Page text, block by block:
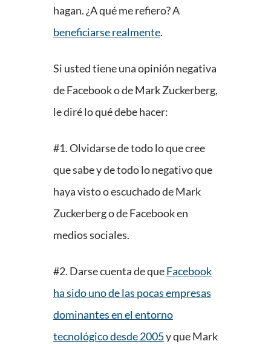
hagan. ¿A qué me refiero? A
beneficiarse realmente.
Si usted tiene una opinión negativa
de Facebook o de Mark Zuckerberg,
le diré lo qué debe hacer:
#1. Olvidarse de todo lo que cree
que sabe y de todo lo negativo que
haya visto o escuchado de Mark
Zuckerberg o de Facebook en
medios sociales.
#2. Darse cuenta de queFacebook
ha sido uno de las pocas empresas
dominantes en el entorno
tecnológico desde 2005y que Mark